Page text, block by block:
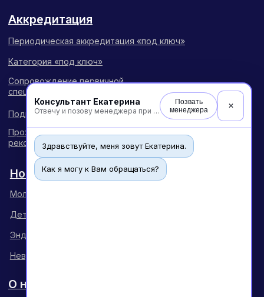
Консультант Екатерина
Отвечу и позову менеджера при необходимости
Позвать
менеджера
✕
Здравствуйте, меня зовут Екатерина.
Как я могу к Вам обращаться?